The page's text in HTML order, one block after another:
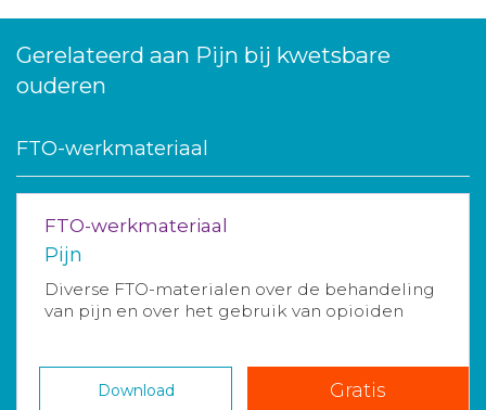
Gerelateerd aan Pijn bij kwetsbare
ouderen
FTO-werkmateriaal
FTO-werkmateriaal
Pijn
Diverse FTO-materialen over de behandeling
van pijn en over het gebruik van opioiden
Download Gratis